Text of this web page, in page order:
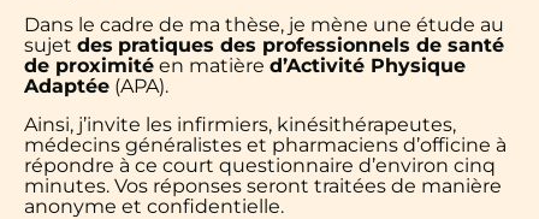
Dans le cadre de ma thèse, je mène une étude au
sujet des pratiques des professionnels de santé
de proximité en matière d’Activité Physique
Adaptée (APA).
Ainsi, j’invite les infirmiers, kinésithérapeutes,
médecins généralistes et pharmaciens d’officine à
répondre à ce court questionnaire d’environ cinq
minutes. Vos réponses seront traitées de manière
anonyme et confidentielle.